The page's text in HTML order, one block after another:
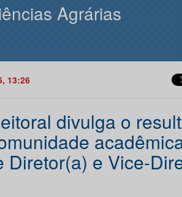
Agrárias
13:26
divulga o
Diretor(a) e Vice-